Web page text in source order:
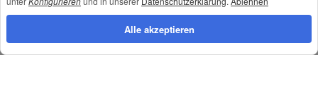
Alle akzeptieren